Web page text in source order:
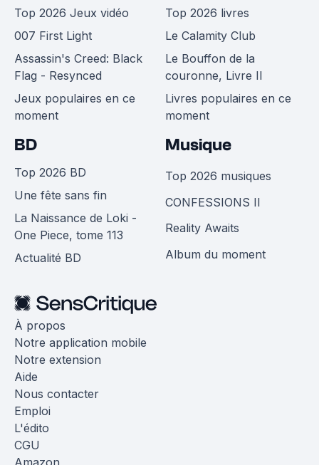
Top 2026 Jeux vidéo
007 First Light
Assassin's Creed: Black
Flag - Resynced
Jeux populaires en ce
moment
Top 2026 livres
Le Calamity Club
Le Bouffon de la
couronne, Livre II
Livres populaires en ce
moment
BD
Top 2026 BD
Une fête sans fin
La Naissance de Loki -
One Piece, tome 113
Actualité BD
Musique
Top 2026 musiques
CONFESSIONS II
Reality Awaits
Album du moment
À propos
Notre application mobile
Notre extension
Aide
Nous contacter
Emploi
L'édito
CGU
Amazon